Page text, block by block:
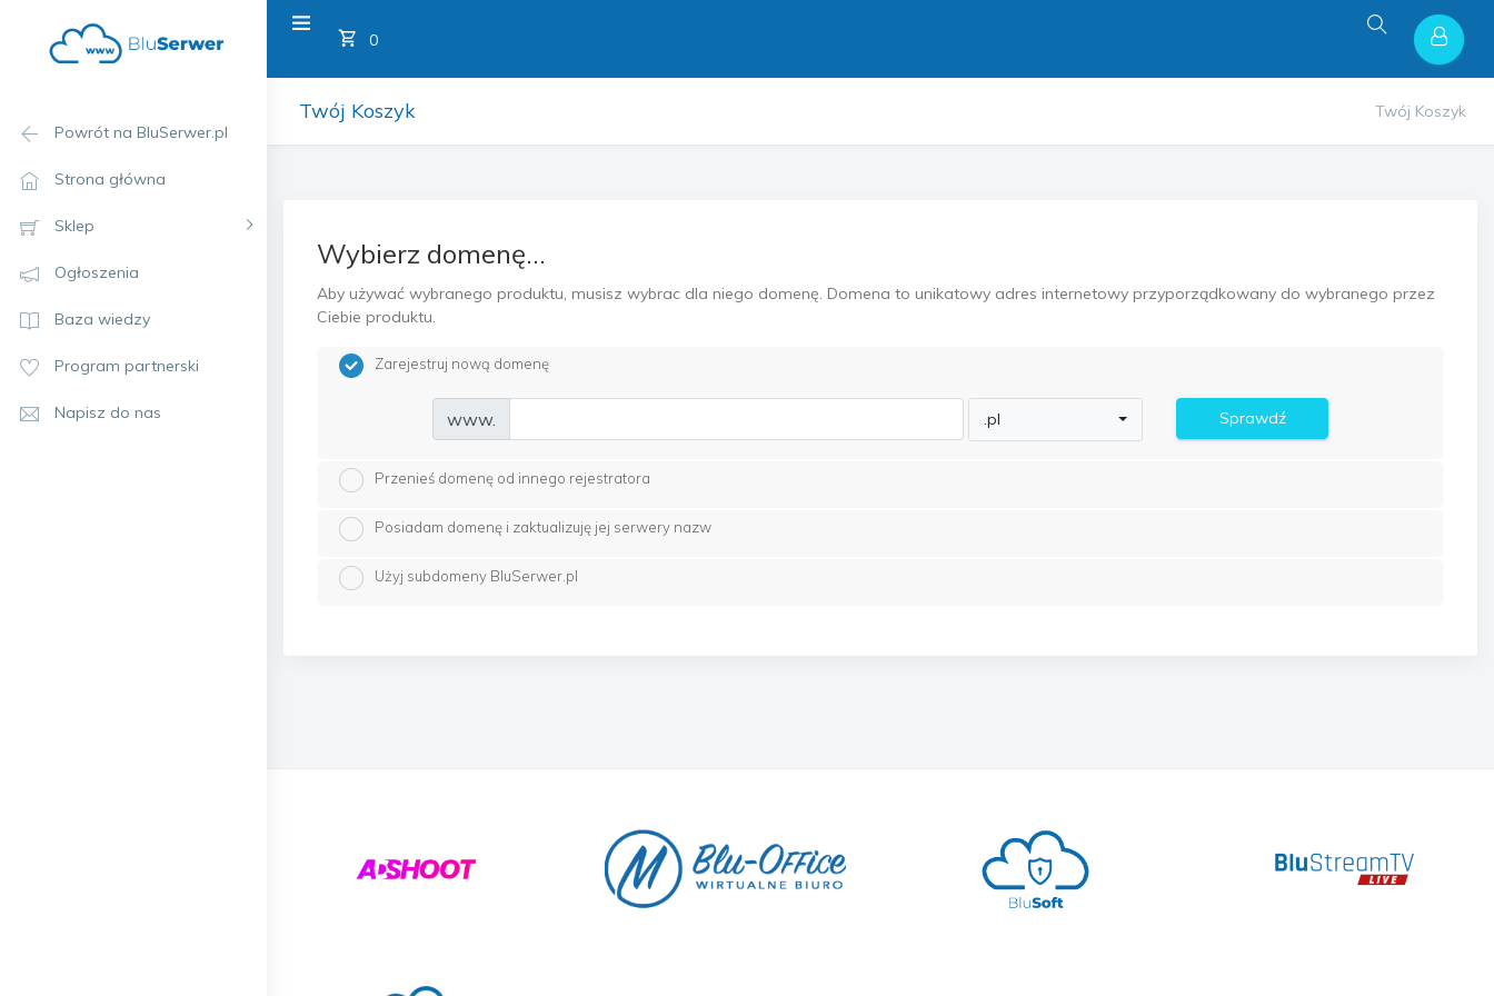
0
Powrót na BluSerwer.pl
Strona główna
Sklep
Ogłoszenia
Baza wiedzy
Program partnerski
Napisz do nas
Twój Koszyk Twój Koszyk
Wybierz domenę...
Aby używać wybranego produktu, musisz wybrac dla niego domenę. Domena to unikatowy adres internetowy przyporządkowany do wybranego przez
Ciebie produktu.
Zarejestruj nową domenę
www. .pl Sprawdź
Przenieś domenę od innego rejestratora
Posiadam domenę i zaktualizuję jej serwery nazw
Użyj subdomeny BluSerwer.pl